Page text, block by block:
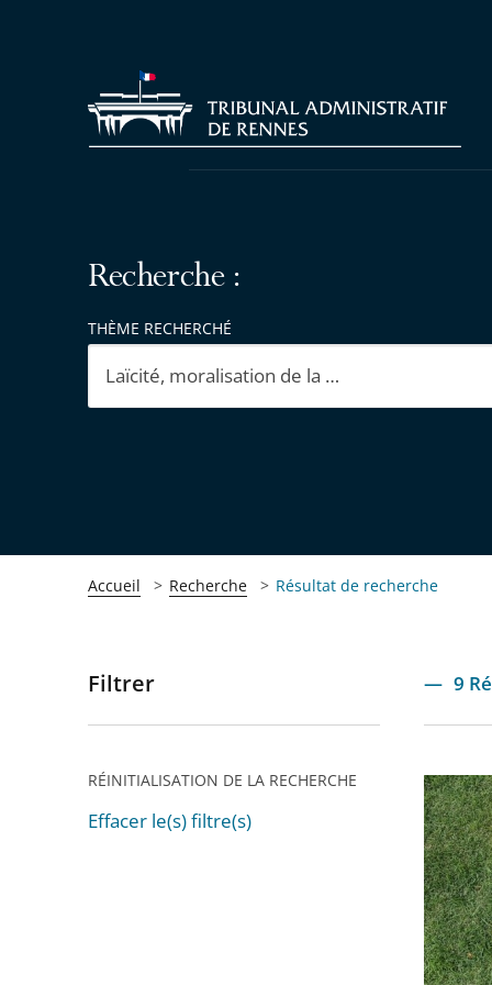
Recherche :
THÈME RECHERCHÉ
Accueil Recherche Résultat de recherche
Passer
pour
après
Filtrer
RÉINITIALISATION DE LA RECHERCHE
Effacer le(s) filtre(s)
9
versées
aux
: